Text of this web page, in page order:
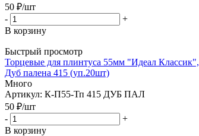
50 ₽/шт
-
+
В корзину
Быстрый просмотр
Торцевые для плинтуса 55мм "Идеал Классик",
Дуб палена 415 (уп.20шт)
Много
Артикул: К-П55-Тп 415 ДУБ ПАЛ
50 ₽/шт
-
+
В корзину